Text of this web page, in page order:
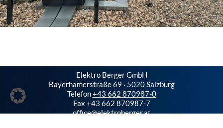
Elektro Berger GmbH
Bayerhamerstraße 69 · 5020 Salzburg
Telefon+43 662 870987-0
Fax +43 662 870987-7
office@elektroberger.at